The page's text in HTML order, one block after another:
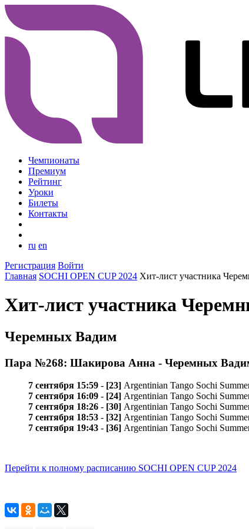
Чемпионаты
Премиум
Рейтинг
Уроки
Билеты
Контакты
ru en
Регистрация Войти
Главная SOCHI OPEN CUP 2024 Хит-лист участника
Хит-лист участника
Черемных Вадим
Пара №268: Шакирова Анна - Черемных
7 сентября 15:59 - [23] Argentinian Tango Sochi
7 сентября 16:09 - [24] Argentinian Tango Sochi
7 сентября 18:26 - [30] Argentinian Tango Sochi
7 сентября 18:53 - [32] Argentinian Tango Sochi
7 сентября 19:43 - [36] Argentinian Tango Sochi
Перейти к полному расписанию SOCHI OPEN CUP 2024